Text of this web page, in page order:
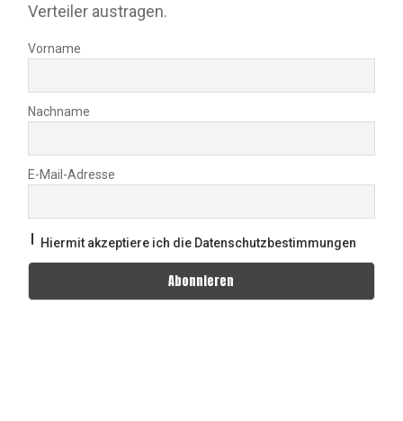
Verteiler austragen.
Vorname
Nachname
E-Mail-Adresse
Hiermit akzeptiere ich die Datenschutzbestimmungen